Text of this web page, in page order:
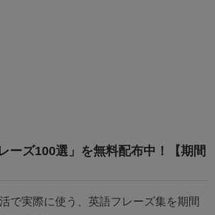
ーズ100選」を無料配布中！【期間
で実際に使う、英語フレーズ集を期間